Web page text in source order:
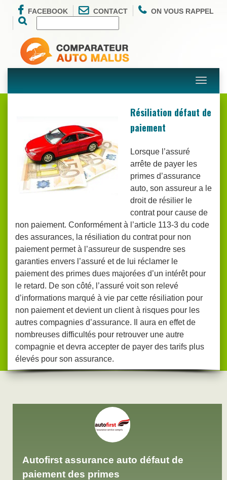
FACEBOOK CONTACT ON VOUS RAPPEL
Toggle
Résiliation défaut de
paiement
Lorsque l’assuré
arrête de payer les
primes d’assurance
auto, son assureur a le
droit de résilier le
contrat pour cause de
non paiement. Conformément à l’article 113-3 du code
des assurances, la résiliation du contrat pour non
paiement permet à l’assureur de suspendre ses
garanties envers l’assuré et de lui réclamer le
paiement des primes dues majorées d’un intérêt pour
le retard. De son côté, l’assuré voit son relevé
d’informations marqué à vie par cette résiliation pour
non paiement et devient un client à risques pour les
autres compagnies d’assurance. Il aura en effet de
nombreuses difficultés pour retrouver une autre
compagnie et devra accepter de payer des tarifs plus
élevés pour son assurance.
Autofirst assurance auto défaut de
paiement des primes